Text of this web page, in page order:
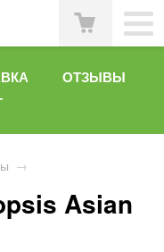
ОТЗЫВЫ
→
Asian